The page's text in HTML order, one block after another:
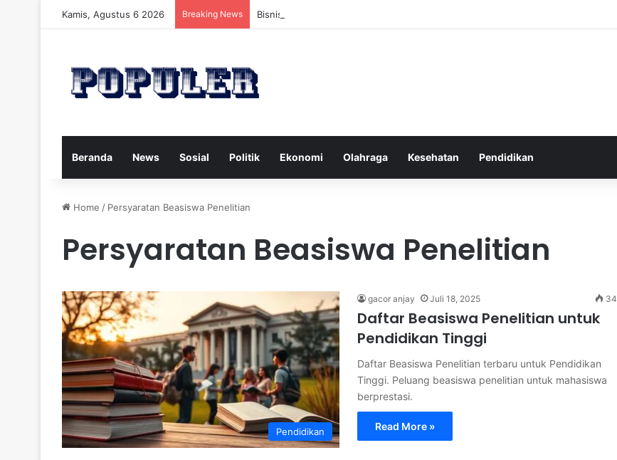
Kamis, Agustus 6 2026 Breaking News Bisnis Rumahan yang Tumbuh Stabil dan Aman untuk Pendapatan Jangka Panjang
Beranda News Sosial Politik Ekonomi Olahraga Kesehatan Pendidikan
Home / Persyaratan Beasiswa Penelitian
Persyaratan Beasiswa Penelitian
Pendidikan
gacor anjay Juli 18, 2025 34
Daftar Beasiswa Penelitian untuk
Pendidikan Tinggi
Daftar Beasiswa Penelitian terbaru untuk Pendidikan
Tinggi. Peluang beasiswa penelitian untuk mahasiswa
berprestasi.
Read More »